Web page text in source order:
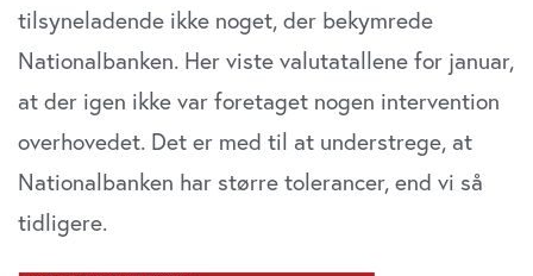
tilsyneladende ikke noget, der bekymrede
Nationalbanken. Her viste valutatallene for januar,
at der igen ikke var foretaget nogen intervention
overhovedet. Det er med til at understrege, at
Nationalbanken har større tolerancer, end vi så
tidligere.